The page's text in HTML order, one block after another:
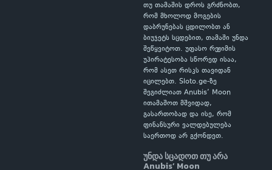
თუ თამაშის დროს გრძნობთ,
რომ მხოლოდ მოგების
დაბრუნებას ცდილობთ ან
ბიუჯეტს სცდებით, თამაში უნდა
შეწყვიტოთ. უფასო რეჟიმის
უპირატესობა სწორედ ისაა,
რომ ასეთ რისკს თავიდან
იცილებთ. Sloto.ge-ზე
შეგიძლიათ Anubis’ Moon
ითამაშოთ მშვიდად,
გასართობად და ისე, რომ
ფინანსური ვალდებულება
საერთოდ არ გქონდეთ.
უნდა სცადოთ თუ არა
Anubis’ Moon